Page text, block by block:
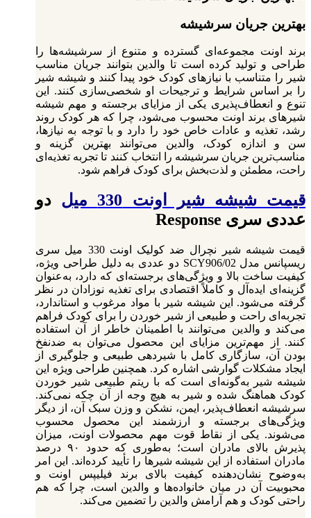
بهترین جریان سرشیشه
برند اونت مجموعه‌ای گسترده و متنوع از سرشیشه‌ها را
طراحی و تولید کرده است تا والدین بتوانند جریان مناسب
شیر را متناسب با نیازهای کودک خود پیدا کنند و شیشه شیر
را بر اساس شرایط و ترجیحات او شخصی‌سازی کنند. این
تنوع و انعطاف‌پذیری یکی از مزایای برجسته و مهم شیشه
شیرهای برند اونت محسوب می‌شود، چرا که هر کودک روند
رشد، تغذیه و عادات خاص خود را دارد و با توجه به نیازها،
سن و اندازه کودک، والدین می‌توانند بهترین گزینه و
مناسب‌ترین جریان سرشیشه را انتخاب کنند تا تجربه تغذیه‌ای
راحت، مطمئن و لذت‌بخش برای کودک فراهم شود.
قیمت شیشه شیر اونت 330 میل
دو
عددی سری Response
قیمت شیشه شیر نچرال ضد کولیک اونت 330 میل سری
ریسپانس مدل SCY906/02 دو عددی به دلیل طراحی ویژه،
کیفیت ساخت بالا و ویژگی‌های برجسته‌ای که دارد، به‌عنوان
گزینه‌ای ایده‌آل و کاملاً اقتصادی برای تغذیه نوزادان در نظر
گرفته می‌شود. این شیشه شیر با مواد مرغوب و استاندارد،
تجربه‌ای راحت و طبیعی از شیر خوردن را برای کودک فراهم
می‌کند و والدین می‌توانند با اطمینان خاطر از آن استفاده
کنند. از مهم‌ترین مزایای این محصول می‌توان به ضدنفخ
بودن آن، سازگاری کامل با شیردهی طبیعی و جلوگیری از
ایجاد مشکلات گوارشی اشاره کرد. همچنین طراحی ویژه این
شیشه شیر به‌گونه‌ای است که با ریتم طبیعی شیر خوردن
کودک هماهنگ شده و شیر به هیچ وجه از آن چکه نمی‌کند.
سرشیشه انعطاف‌پذیر، ایمن، نشکن و وزن سبک آن، از دیگر
ویژگی‌های برجسته و ارزشمند این محصول محسوب
می‌شوند. یکی از نقاط قوت مهم محصولات اونت، میزان
پذیرش بالای مادران است؛ به‌طوری که حدود ۹۰ درصد
مادران استفاده از این شیشه شیرها را تأیید کرده‌اند. این امر
به‌وضوح نشان‌دهنده کیفیت بالای برند فیلیپس اونت و
محبوبیت آن در میان خانواده‌ها و والدین است، چرا که هم
راحتی کودک و هم آرامش والدین را تضمین می‌کند.